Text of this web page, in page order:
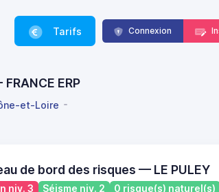
Tarifs Connexion
ERP
et-Loire
de bord des risques — LE PULEY
niv. 3 Séisme niv. 2
0 risque(s) naturel(s)